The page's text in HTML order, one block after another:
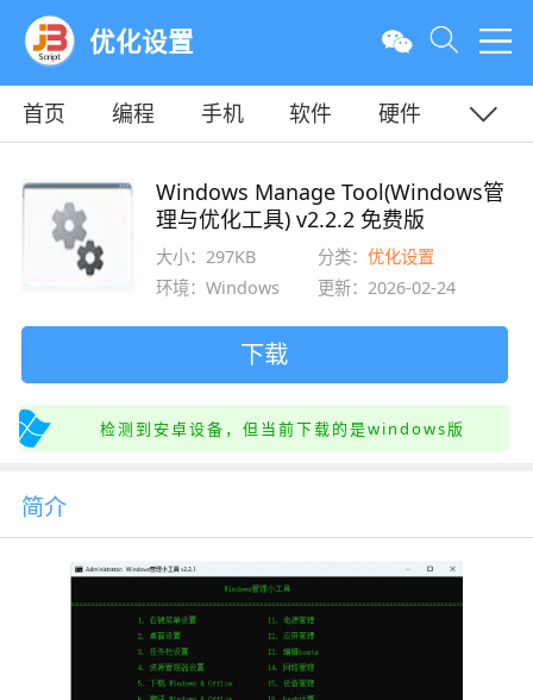
优化设置
首页 编程 手机 软件
硬件
Windows Manage Tool(Windows管
理与优化工具) v2.2.2 免费版
大小：297KB 分类：优化设置
环境：Windows
更新：2026-02-24
下载
检测到安卓设备，但当前下载的是windows版
简介